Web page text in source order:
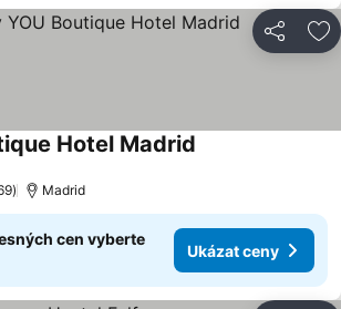
Sdílet
Hotel Madrid
Madrid
cen vyberte
Ukázat ceny